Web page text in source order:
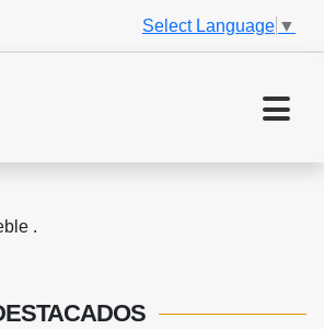
Select Language ▼
.